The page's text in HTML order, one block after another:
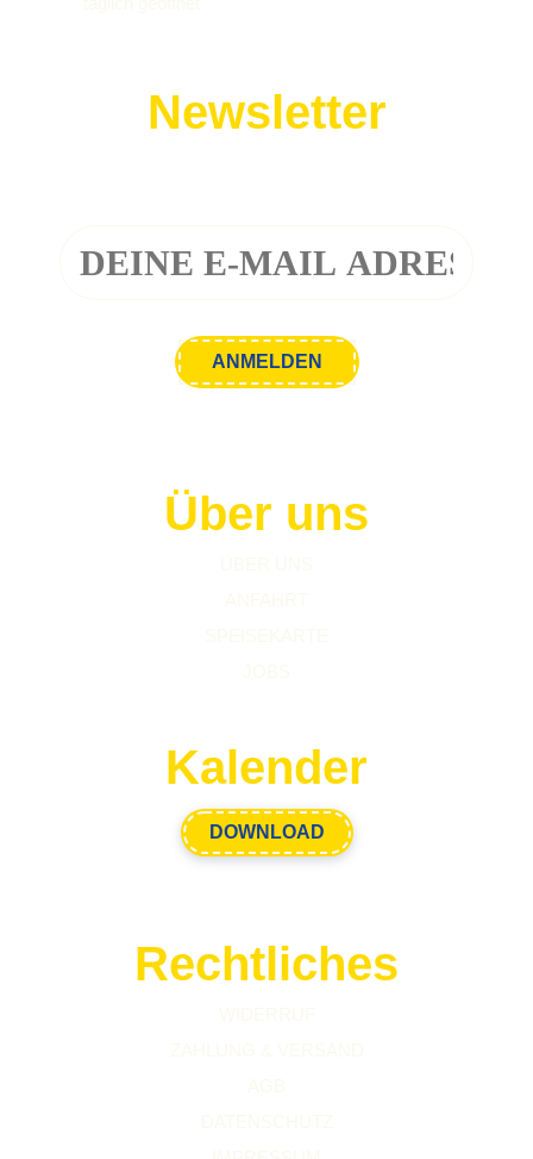
Newsletter
Über uns
Kalender
DOWNLOAD
Rechtliches